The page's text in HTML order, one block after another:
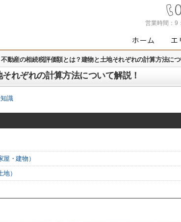
営業時間： 9
不動産の相続税評価額とは？建物と土地それぞれの計算方法に
れぞれの計算方法について解説！
識
・建物）
）